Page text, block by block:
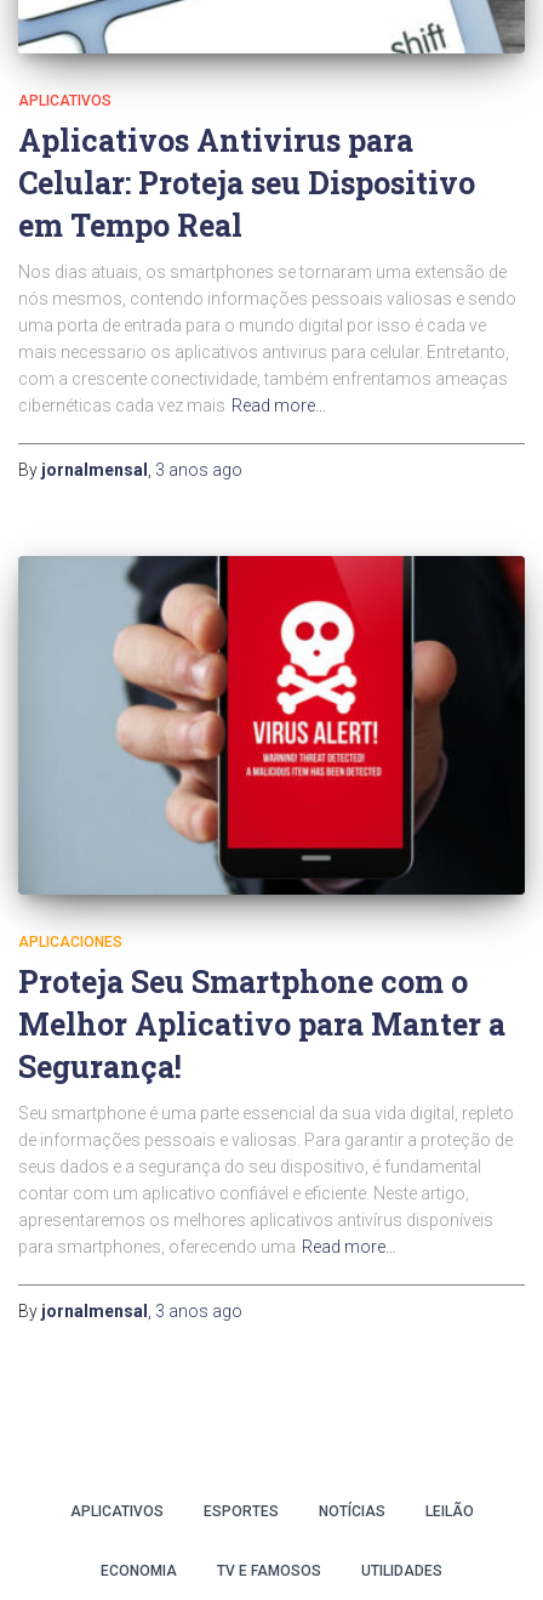
APLICATIVOS
Aplicativos Antivirus para
Celular: Proteja seu Dispositivo
em Tempo Real
Nos dias atuais, os smartphones se tornaram uma extensão de
nós mesmos, contendo informações pessoais valiosas e sendo
uma porta de entrada para o mundo digital por isso é cada ve
mais necessario os aplicativos antivirus para celular. Entretanto,
com a crescente conectividade, também enfrentamos ameaças
cibernéticas cada vez mais Read more…
By jornalmensal 3 anos ago
APLICACIONES
Proteja Seu Smartphone com o
Melhor Aplicativo para Manter a
Segurança!
Seu smartphone é uma parte essencial da sua vida digital, repleto
de informações pessoais e valiosas. Para garantir a proteção de
seus dados e a segurança do seu dispositivo, é fundamental
contar com um aplicativo confiável e eficiente. Neste artigo,
apresentaremos os melhores aplicativos antivírus disponíveis
para smartphones, oferecendo uma Read more…
By jornalmensal 3 anos ago
APLICATIVOS ESPORTES NOTÍCIAS LEILÃO
ECONOMIA TV E FAMOSOS UTILIDADES